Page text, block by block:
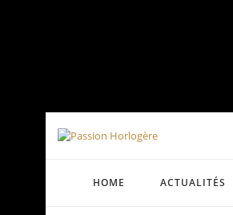
HOME ACTUALITÉS